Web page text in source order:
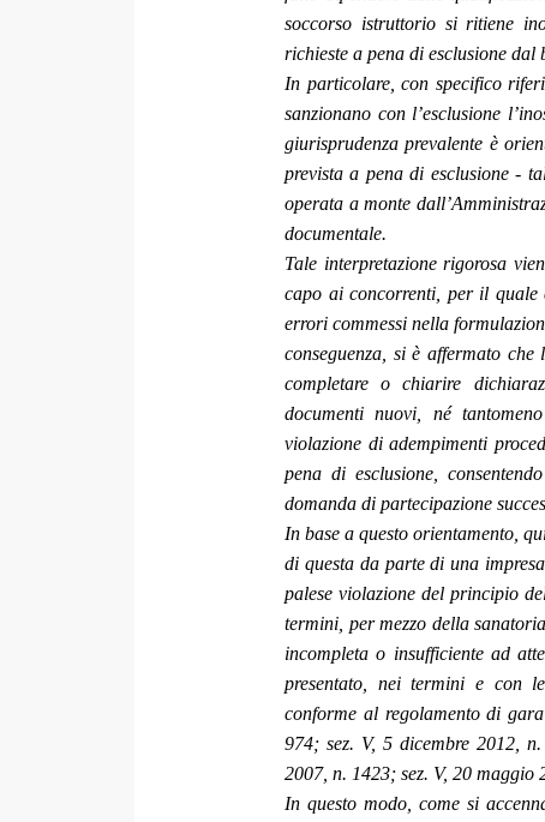
soccorso istruttorio si ritiene
richieste a pena di esclusione dal
In particolare, con specifico
sanzionano con l’esclusione
giurisprudenza prevalente è
prevista a pena di esclusione -
operata a monte
documentale.
Tale interpretazione rigorosa
capo ai concorrenti, per il quale
errori commessi nella
conseguenza, si è affermato
completare o chiarire
documenti nuovi, né
violazione di adempimenti
pena di esclusione,
domanda di partecipazione
In base a questo orientamento,
di questa da parte di una
palese violazione del principio
termini, per mezzo della
incompleta o insufficiente ad
presentato, nei termini e con
conforme al regolamento di
974; sez. V, 5 dicembre 2012,
2007, n. 1423; sez. V, 20 maggio
In questo modo, come si